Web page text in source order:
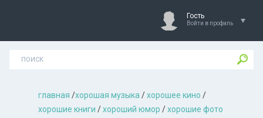
Гость
Войти в профиль
главная /хорошая музыкa /хорошее кино /
хорошие книги /хороший юмор /хорошие фото